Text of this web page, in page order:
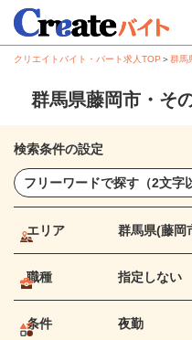
クリエイトバイト・パート求人TOP ＞群馬
群馬県藤岡市・そ
検索条件の設定
エリア 群馬県(藤岡
職種 指定しない
条件 夜勤